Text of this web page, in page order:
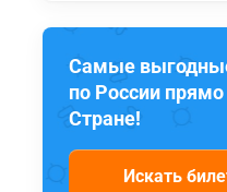
Самые
по России
Стране!
Искать